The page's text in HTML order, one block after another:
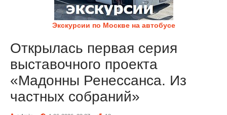
Экскурсии по Москве на автобусе
Открылась первая серия
выставочного проекта
«Мадонны Ренессанса. Из
частных собраний»